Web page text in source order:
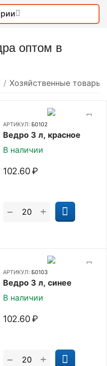
оптом в
/ Хозяйственные товары
АРТИКУЛ: Б0102
Ведро 3 л, красное
В наличии
102.60₽
+
−
АРТИКУЛ: Б0103
Ведро 3 л, синее
В наличии
102.60₽
+
−